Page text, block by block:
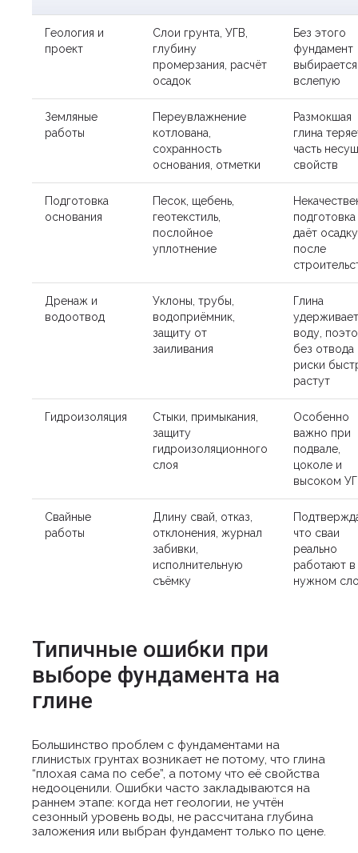
Геология и
проект
Слои грунта, УГВ,
глубину
промерзания, расчёт
осадок
Без этого
фундамент
выбирается
вслепую
Земляные
работы
Переувлажнение
котлована,
сохранность
основания, отметки
Размокшая
глина
часть
свойств
Подготовка
основания
Песок, щебень,
геотекстиль,
послойное
уплотнение
подготовка
даёт осадку
после
Дренаж и
водоотвод
Уклоны, трубы,
водоприёмник,
защиту от
заиливания
Глина
удерживает
воду,
без отвода
риски
растут
Гидроизоляция
Стыки, примыкания,
защиту
гидроизоляционного
слоя
Особенно
важно при
подвале,
цоколе и
высоком
Свайные
работы
Длину свай, отказ,
отклонения, журнал
забивки,
исполнительную
съёмку
что сваи
реально
работают в
нужном
Типичные ошибки при
выборе фундамента на
глине
Большинство проблем с фундаментами на
глинистых грунтах возникает не потому, что глина
“плохая сама по себе”, а потому что её свойства
недооценили. Ошибки часто закладываются на
раннем этапе: когда нет геологии, не учтён
сезонный уровень воды, не рассчитана глубина
заложения или выбран фундамент только по цене.